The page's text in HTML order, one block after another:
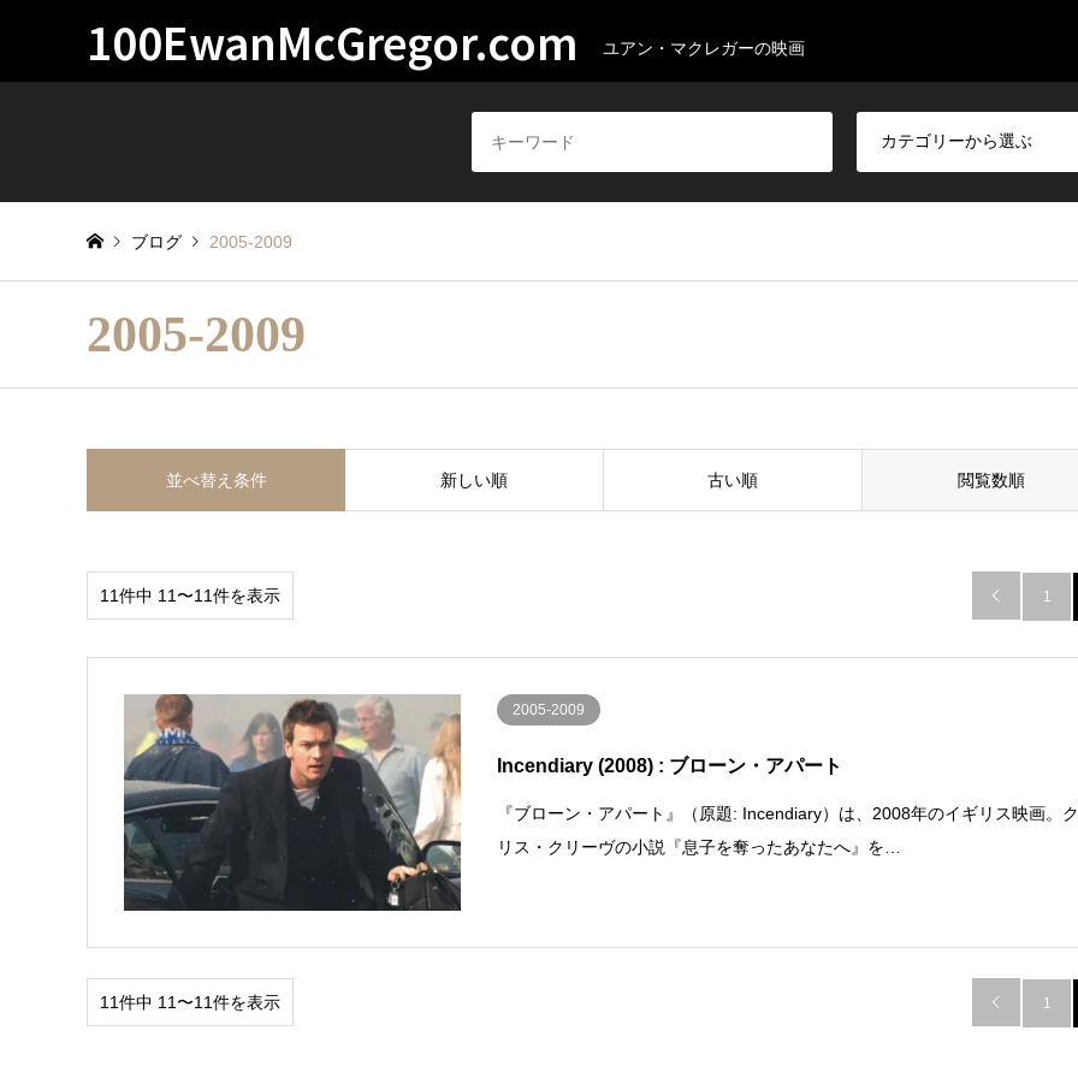
100EwanMcGregor.com ユアン・マクレガーの映画
ブログ 2005-2009
2005-2009
並べ替え条件 新しい順 古い順 閲覧数順
11件中 11〜11件を表示  1
2005-2009
Incendiary (2008) : ブローン・アパート
『ブローン・アパート』（原題: Incendiary）は、2008年のイギリス映画。ク
リス・クリーヴの小説『息子を奪ったあなたへ』を…
11件中 11〜11件を表示  1